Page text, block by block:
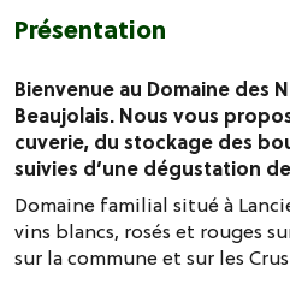
Présentation
Bienvenue au Domaine des
Beaujolais. Nous vous
cuverie, du stockage des
suivies d’une dégustation
Domaine familial situé à
vins blancs, rosés et rouges
sur la commune et sur les